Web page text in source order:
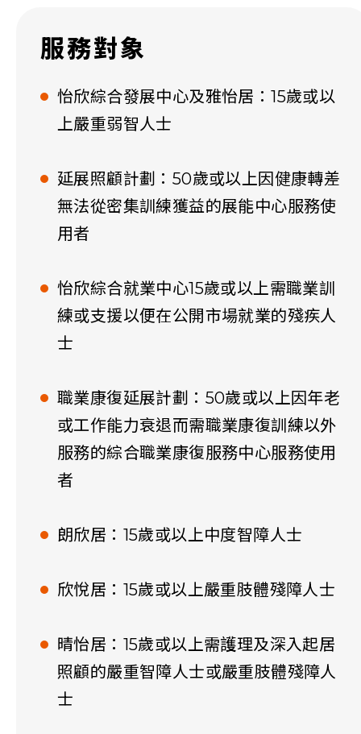
服務對象
怡欣綜合發展中心及雅怡居：15歲或以
上嚴重弱智人士
延展照顧計劃：50歲或以上因健康轉差
無法從密集訓練獲益的展能中心服務使
用者
怡欣綜合就業中心15歲或以上需職業訓
練或支援以便在公開市場就業的殘疾人
士
職業康復延展計劃：50歲或以上因年老
或工作能力衰退而需職業康復訓練以外
服務的綜合職業康復服務中心服務使用
者
朗欣居：15歲或以上中度智障人士
欣悅居：15歲或以上嚴重肢體殘障人士
晴怡居：15歲或以上需護理及深入起居
照顧的嚴重智障人士或嚴重肢體殘障人
士